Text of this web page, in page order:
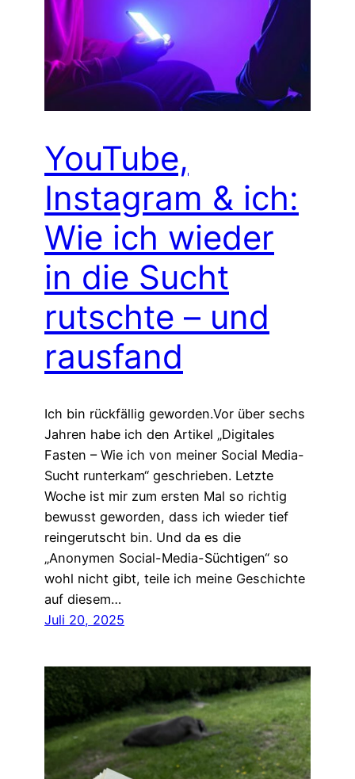
YouTube,
Instagram & ich:
Wie ich wieder
in die Sucht
rutschte – und
rausfand
Ich bin rückfällig geworden.Vor über sechs
Jahren habe ich den Artikel „Digitales
Fasten – Wie ich von meiner Social Media-
Sucht runterkam“ geschrieben. Letzte
Woche ist mir zum ersten Mal so richtig
bewusst geworden, dass ich wieder tief
reingerutscht bin. Und da es die
„Anonymen Social-Media-Süchtigen“ so
wohl nicht gibt, teile ich meine Geschichte
auf diesem…
Juli 20, 2025